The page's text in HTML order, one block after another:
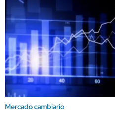
Mercado cambiario